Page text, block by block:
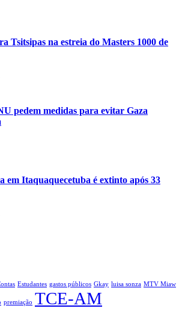
Tsitsipas na estreia do Masters 1000 de
pedem medidas para evitar Gaza
em Itaquaquecetuba é extinto após 33
Estudantes gastos públicos Gkay luisa sonza MTV Miaw
premiação TCE-AM